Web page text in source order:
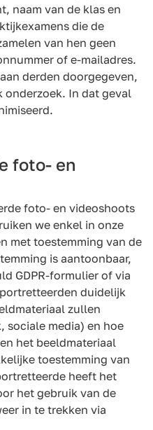
naam van de klas en
die de
van hen geen
of e-mailadres.
derden doorgegeven,
onderzoek. In dat geval
foto- en
foto- en videoshoots
we enkel in onze
met toestemming van de
is aantoonbaar,
GDPR-formulier of via
duidelijk
zullen
sociale media) en hoe
het beeldmateriaal
toestemming van
heeft het
het gebruik van de
in te trekken via